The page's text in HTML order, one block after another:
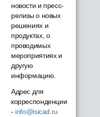
новости и пресс-
релизы о новых
решениях и
продуктах, о
проводимых
мероприятиях и
другую
информацию.
Адрес для
корреспонденции
- info@isicad.ru